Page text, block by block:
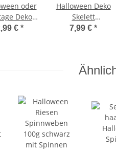
oder
Deko
natur 40 x
€ *
Halloween Deko
Skelett
aufblasbar 183
7,99 € *